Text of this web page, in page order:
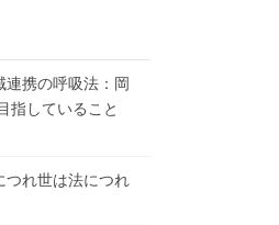
連携の呼吸法：岡
指していること
つれ世は法につれ